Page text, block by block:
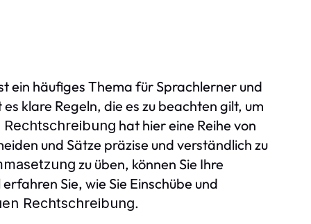
ein häufiges Thema für Sprachlerner und
klare Regeln, die es zu beachten gilt, um
Rechtschreibung hat hier eine Reihe von
und Sätze präzise und verständlich zu
zu üben, können Sie Ihre
Sie, wie Sie Einschübe und
Rechtschreibung.